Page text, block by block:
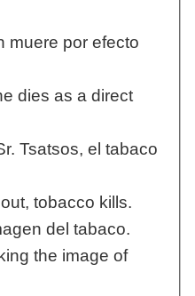
muere por efecto
dies as a direct
Tsatsos, el tabaco
tobacco kills.
del tabaco.
the image of